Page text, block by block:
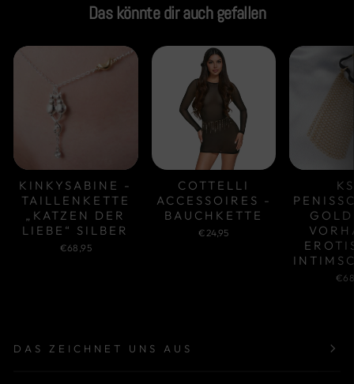
Das könnte dir auch gefallen
KINKYSABINE -
TAILLENKETTE
„KATZEN DER
LIEBE“ SILBER
€68,95
COTTELLI
ACCESSOIRES -
BAUCHKETTE
€24,95
DAS ZEICHNET UNS AUS